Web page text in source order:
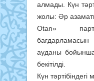
алмады. Күн
жолы: Әр
Otan»
бағдарламасын
ауданы
бекітілді.
Күн